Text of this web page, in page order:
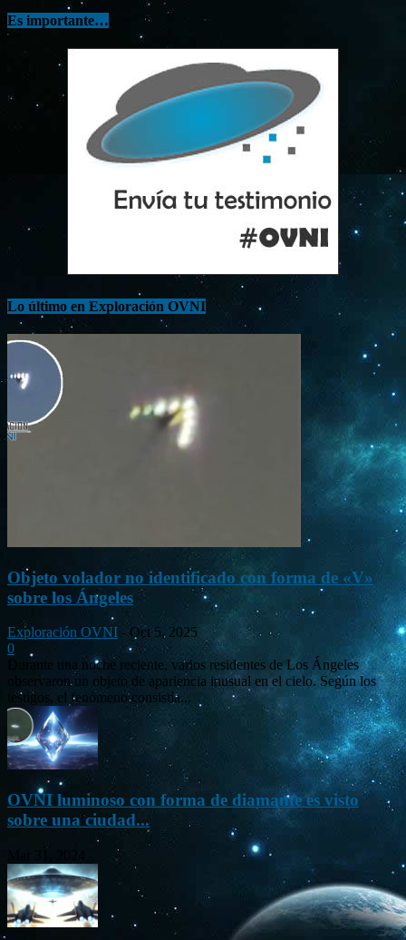
Es importante…
Lo último en Exploración OVNI
Objeto volador no identificado con forma de «V»
sobre los Ángeles
Exploración OVNI - Oct 5, 2025
0
Durante una noche reciente, varios residentes de Los Ángeles
observaron un objeto de apariencia inusual en el cielo. Según los
testigos, el fenómeno consistía...
OVNI luminoso con forma de diamante es visto
sobre una ciudad...